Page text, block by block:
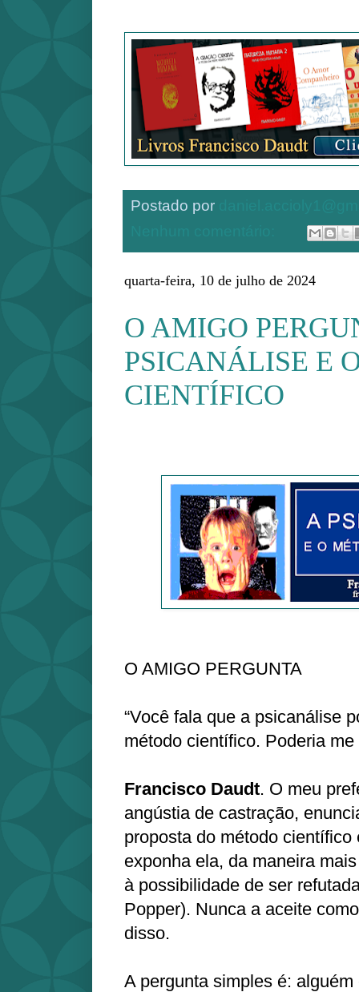
Postado por
quarta-feira, 10 de julho de 2024
O AMIGO
PSICANÁLISE E
CIENTÍFICO
O AMIGO PERGUNTA
“Você fala que a psicanálise
método científico. Poderia me
Francisco Daudt. O meu
angústia de castração,
proposta do método científico
exponha ela, da maneira
à possibilidade de ser
Popper). Nunca a aceite
disso.
A pergunta simples é: